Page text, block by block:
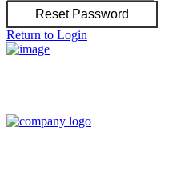
Reset Password
Return to Login